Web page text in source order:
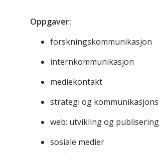
Oppgaver:
forskningskommunikasjon
internkommunikasjon
mediekontakt
strategi og
web: utvikling og publisering
sosiale medier